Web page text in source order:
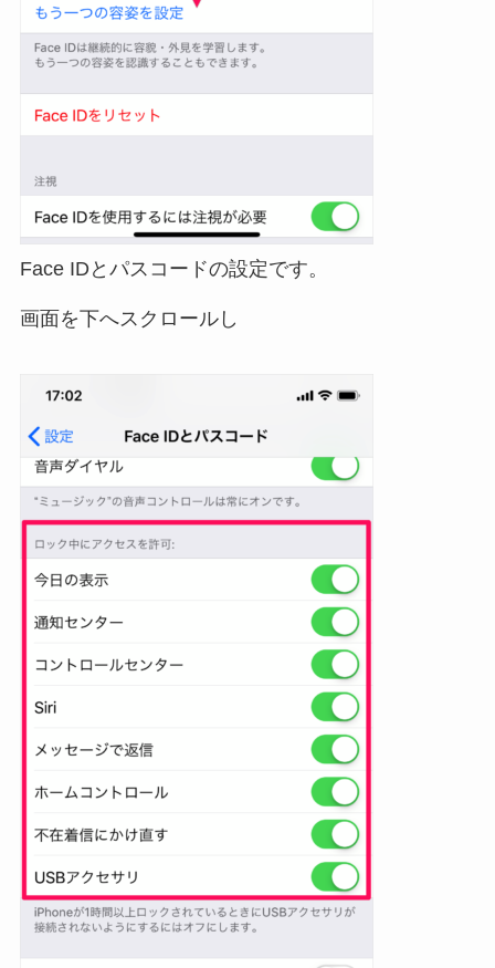
Face IDとパスコードの設定です。
画面を下へスクロールし